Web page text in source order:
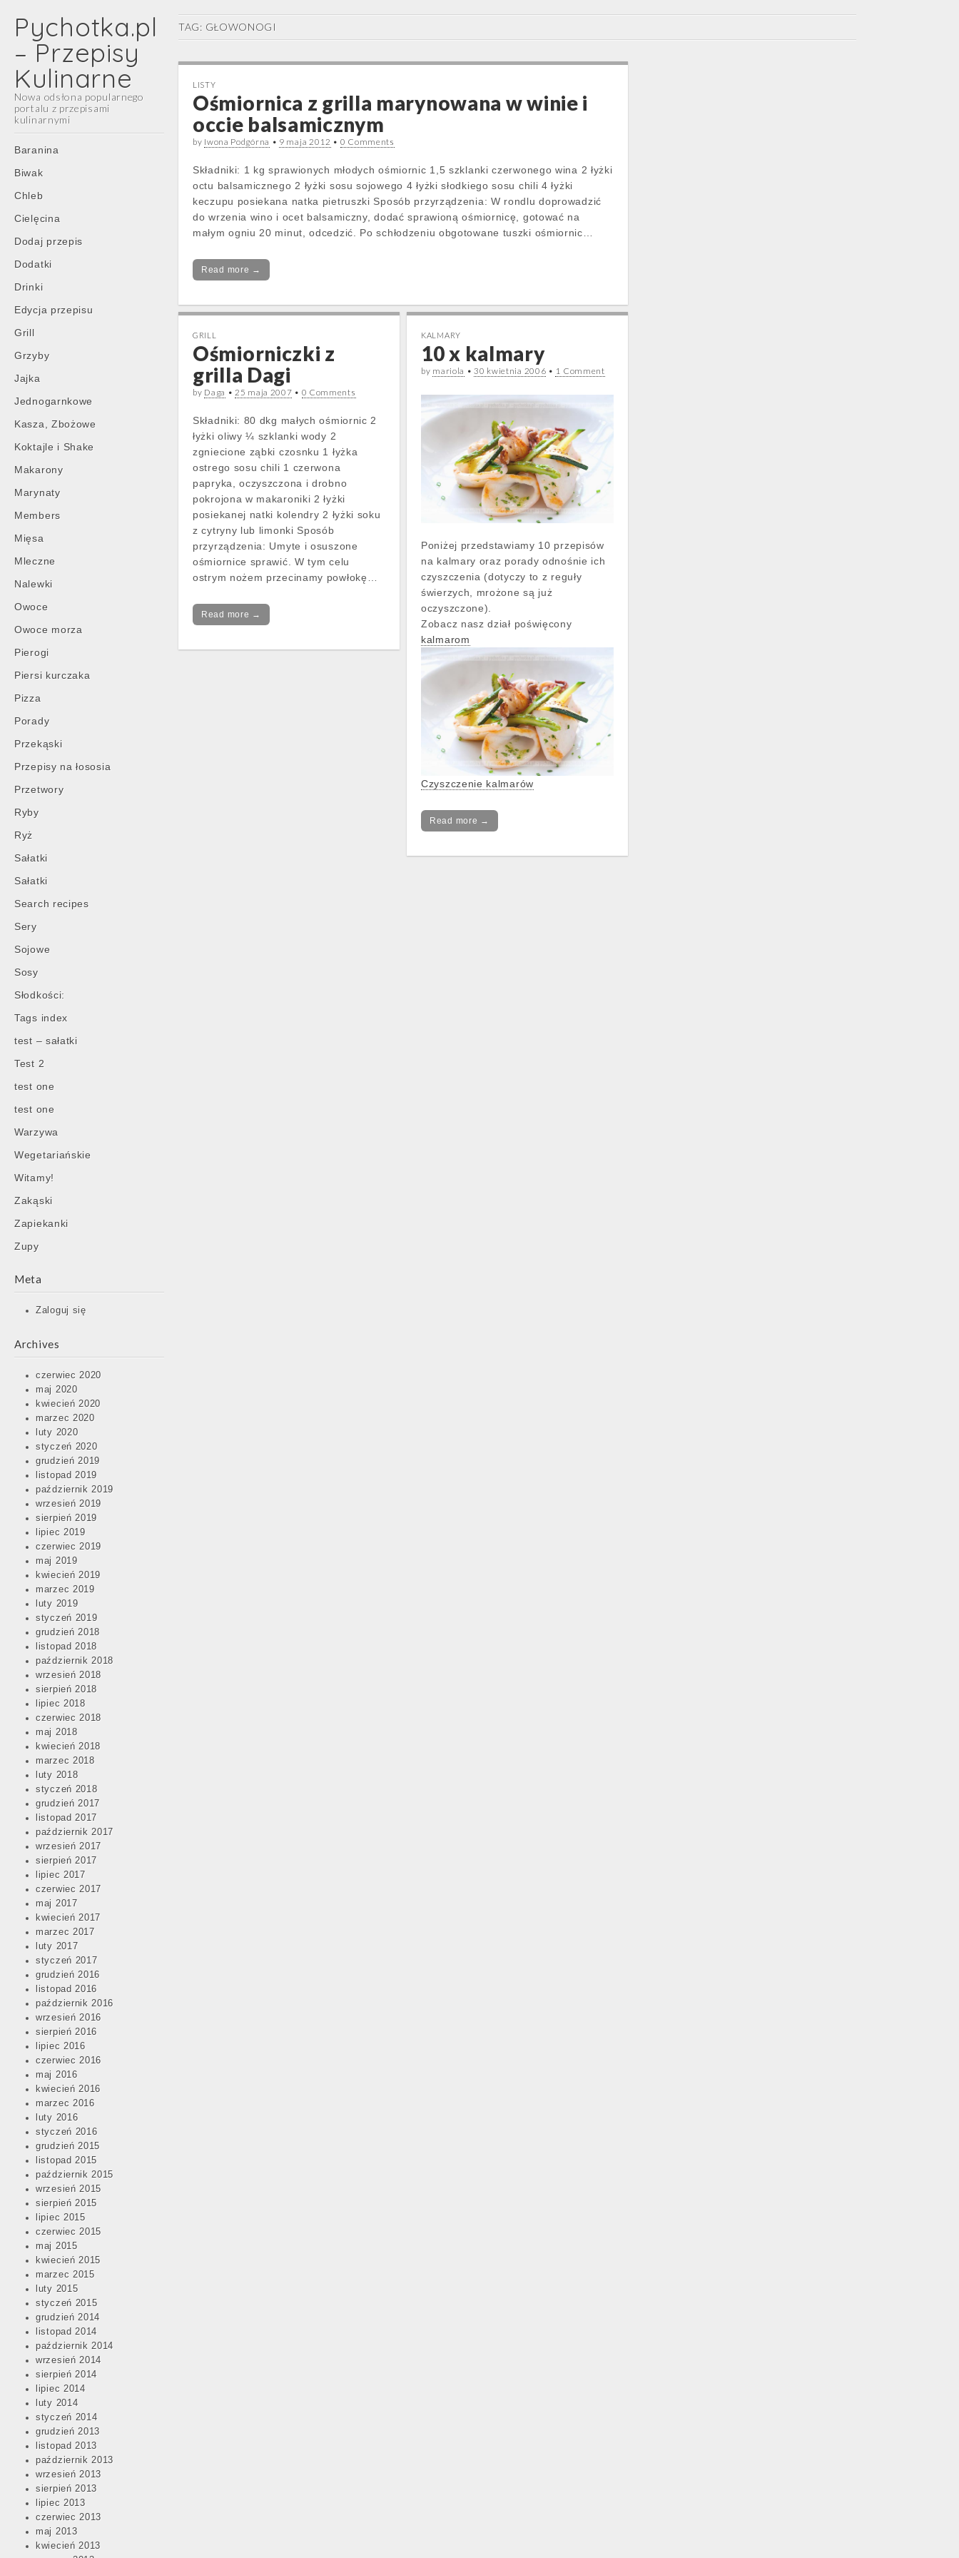
Pychotka.pl
– Przepisy
Kulinarne
Nowa odsłona popularnego
portalu z przepisami
kulinarnymi
Main
menu
Skip
content
Baranina
Biwak
Chleb
Cielęcina
Dodaj przepis
Dodatki
Drinki
Edycja przepisu
Grill
Grzyby
Jajka
Jednogarnkowe
Kasza, Zbożowe
Koktajle i Shake
Makarony
Marynaty
Members
Mięsa
Mleczne
Nalewki
Owoce
Owoce morza
Pierogi
Piersi kurczaka
Pizza
Porady
Przekąski
Przepisy na łososia
Przetwory
Ryby
Ryż
Sałatki
Sałatki
Search recipes
Sery
Sojowe
Sosy
Słodkości:
Tags index
test – sałatki
Test 2
test one
test one
Warzywa
Wegetariańskie
Witamy!
Zakąski
Zapiekanki
Zupy
Meta
Zaloguj się
Archives
czerwiec 2020
maj 2020
kwiecień 2020
marzec 2020
luty 2020
styczeń 2020
grudzień 2019
listopad 2019
październik 2019
wrzesień 2019
sierpień 2019
lipiec 2019
czerwiec 2019
maj 2019
kwiecień 2019
marzec 2019
luty 2019
styczeń 2019
grudzień 2018
listopad 2018
październik 2018
wrzesień 2018
sierpień 2018
lipiec 2018
czerwiec 2018
maj 2018
kwiecień 2018
marzec 2018
luty 2018
styczeń 2018
grudzień 2017
listopad 2017
październik 2017
wrzesień 2017
sierpień 2017
lipiec 2017
czerwiec 2017
maj 2017
kwiecień 2017
marzec 2017
luty 2017
styczeń 2017
grudzień 2016
listopad 2016
październik 2016
wrzesień 2016
sierpień 2016
lipiec 2016
czerwiec 2016
maj 2016
kwiecień 2016
marzec 2016
luty 2016
styczeń 2016
grudzień 2015
listopad 2015
październik 2015
wrzesień 2015
sierpień 2015
lipiec 2015
czerwiec 2015
maj 2015
kwiecień 2015
marzec 2015
luty 2015
styczeń 2015
grudzień 2014
listopad 2014
październik 2014
wrzesień 2014
sierpień 2014
lipiec 2014
luty 2014
styczeń 2014
grudzień 2013
listopad 2013
październik 2013
wrzesień 2013
sierpień 2013
lipiec 2013
czerwiec 2013
maj 2013
kwiecień 2013
TAG: GŁOWONOGI
LISTY
Ośmiornica z grilla marynowana w winie i
occie balsamicznym
by Iwona Podgórna • 9 maja 2012 • 0 Comments
Składniki: 1 kg sprawionych młodych ośmiornic 1,5 szklanki czerwonego wina 2 łyżki
octu balsamicznego 2 łyżki sosu sojowego 4 łyżki słodkiego sosu chili 4 łyżki
keczupu posiekana natka pietruszki Sposób przyrządzenia: W rondlu doprowadzić
do wrzenia wino i ocet balsamiczny, dodać sprawioną ośmiornicę, gotować na
małym ogniu 20 minut, odcedzić. Po schłodzeniu obgotowane tuszki ośmiornic…
Read more →
GRILL
Ośmiorniczki z
grilla Dagi
by Daga •25 maja 2007 • 0 Comments
Składniki: 80 dkg małych ośmiornic 2
łyżki oliwy ¼ szklanki wody 2
zgniecione ząbki czosnku 1 łyżka
ostrego sosu chili 1 czerwona
papryka, oczyszczona i drobno
pokrojona w makaroniki 2 łyżki
posiekanej natki kolendry 2 łyżki soku
z cytryny lub limonki Sposób
przyrządzenia: Umyte i osuszone
ośmiornice sprawić. W tym celu
ostrym nożem przecinamy powłokę…
Read more →
KALMARY
10 x kalmary
by mariola •30 kwietnia 2006 • 1 Comment
Poniżej przedstawiamy 10 przepisów
na kalmary oraz porady odnośnie ich
czyszczenia (dotyczy to z reguły
świerzych, mrożone są już
oczyszczone).
Zobacz nasz dział poświęcony
kalmarom
Czyszczenie kalmarów
Read more →